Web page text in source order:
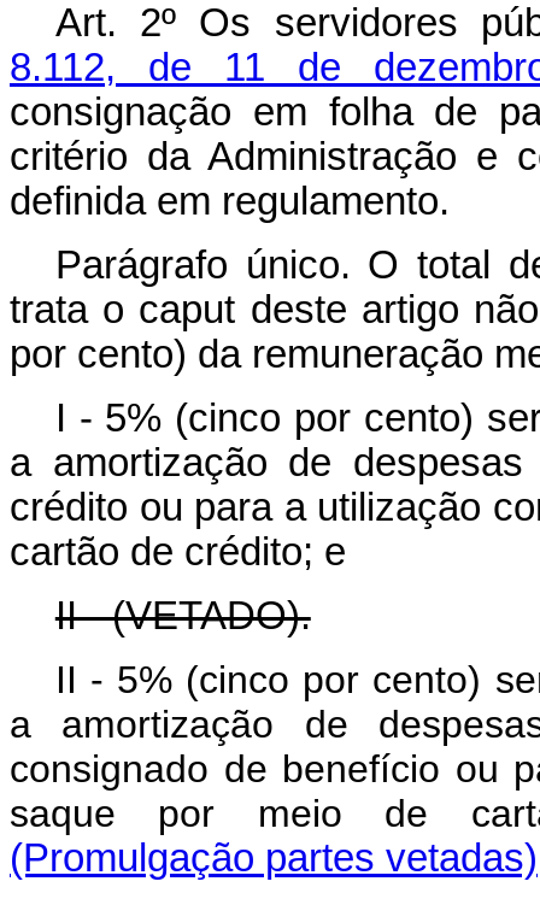
Art. 2º Os servidores
8.112, de 11 de
consignação em folha de
critério da Administração e
definida em regulamento.
Parágrafo único. O total
trata o caput deste artigo
por cento) da remuneração
I - 5% (cinco por cento)
a amortização de
crédito ou para a utilização
cartão de crédito; e
II - (VETADO).
II - 5% (cinco por cento)
a amortização de
consignado de benefício ou
saque por meio de
(Promulgação partes vetadas)